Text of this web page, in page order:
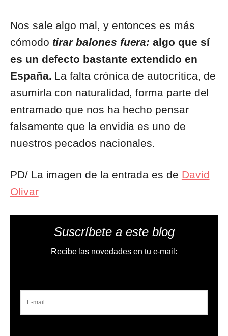
Nos sale algo mal, y entonces es más
cómodo tirar balones fuera:algo que sí
es un defecto bastante extendido en
España. La falta crónica de autocrítica, de
asumirla con naturalidad, forma parte del
entramado que nos ha hecho pensar
falsamente que la envidia es uno de
nuestros pecados nacionales.
PD/ La imagen de la entrada es de David
Olivar
Suscríbete a este blog
Recibe las novedades en tu e-mail: